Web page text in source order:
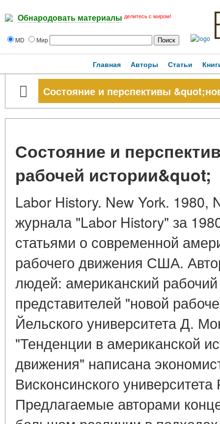
Обнародовать материалы делитесь с миром!
MD Мир
Главная Авторы Статьи
Состояние и перспективы
Состояние и
рабочей истории&quot;
Labor History. New York.
журнала "Labor History" за
статьями о современной
рабочего движения США.
людей: американский
представителей "новой
Йельского университета Д.
"Тенденции в американской
движения" написана
Висконсинского
Предлагаемые авторами